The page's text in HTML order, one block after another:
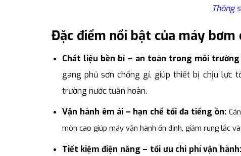
Thông
Đặc điểm nổi bật của máy
Chất liệu bền bỉ – an toàn trong môi trường
gang phủ sơn chống gỉ, giúp thiết bị chịu lực
trường nước tuần hoàn.
Vận hành êm ái – hạn chế tối đa tiếng ồn:
mòn cao giúp máy vận hành ổn định, giảm rung lắc
Tiết kiệm điện năng – tối ưu chi phí vận hành: